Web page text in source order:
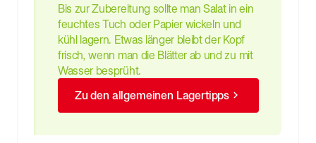
Bis zur Zubereitung sollte man Salat in ein
feuchtes Tuch oder Papier wickeln und
kühl lagern. Etwas länger bleibt der Kopf
frisch, wenn man die Blätter ab und zu mit
Wasser besprüht.
Zu den allgemeinen Lagertipps